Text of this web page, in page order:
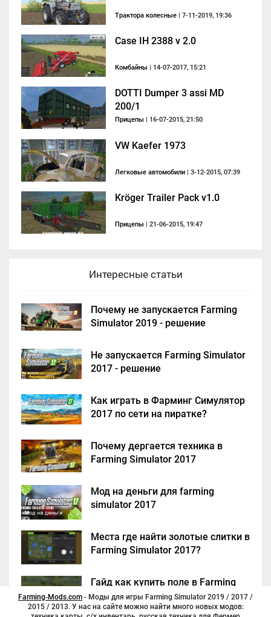
Трактора колесные | 7-11-2019, 19:36
Case IH 2388 v 2.0
Комбайны | 14-07-2017, 15:21
DOTTI Dumper 3 assi MD
200/1
Прицепы | 16-07-2015, 21:50
VW Kaefer 1973
Легковые автомобили | 3-12-2015, 07:39
Kröger Trailer Pack v1.0
Прицепы | 21-06-2015, 19:47
Интересные статьи
Почему не запускается Farming
Simulator 2019 - решение
Не запускается Farming Simulator
2017 - решение
Как играть в Фарминг Симулятор
2017 по сети на пиратке?
Почему дергается техника в
Farming Simulator 2017
Мод на деньги для farming
simulator 2017
Места где найти золотые слитки в
Farming Simulator 2017?
Гайд как купить поле в Farming
Simulator 2017
Farming-Mods.com
2015 / 2013. У нас на сайте можно найти много новых модов: